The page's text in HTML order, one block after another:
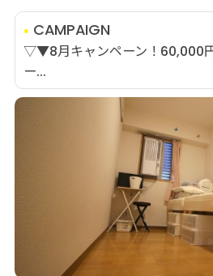
CAMPAIGN
▽▼8月キャンペーン！60,000
ー...